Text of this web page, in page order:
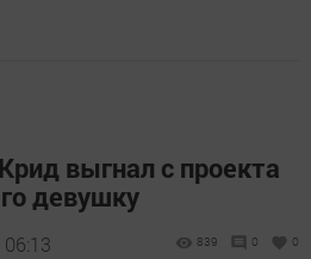
выгнал с проекта
девушку
839 0 0